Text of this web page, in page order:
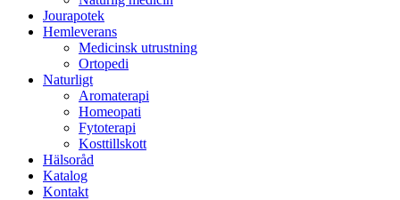
Jourapotek
Hemleverans
Medicinsk utrustning
Ortopedi
Naturligt
Aromaterapi
Homeopati
Fytoterapi
Kosttillskott
Hälsoråd
Katalog
Kontakt